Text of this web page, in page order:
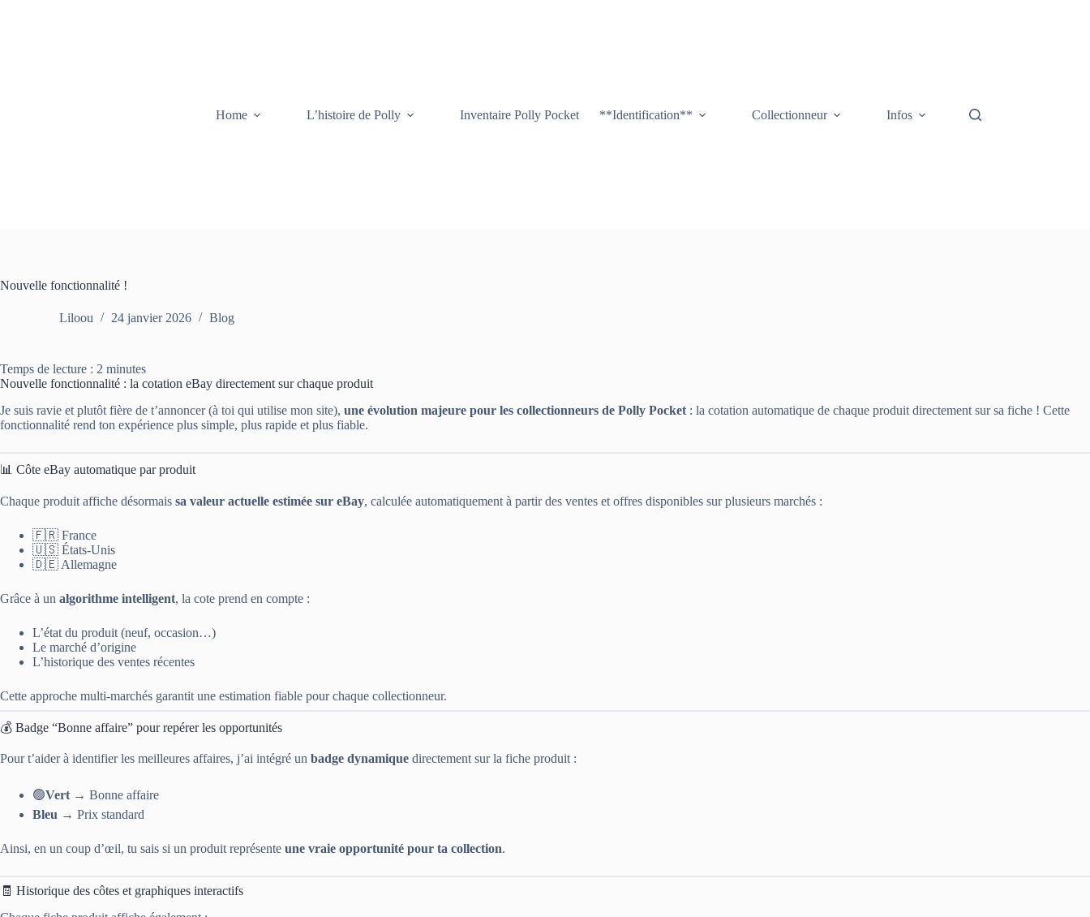
Home L’histoire de Polly Inventaire Polly Pocket **Identification** Collectionneur Infos Galerie photos
Nouvelle fonctionnalité !
Liloou 24 janvier 2026 Blog
Temps de lecture : 2 minutes
Nouvelle fonctionnalité : la cotation eBay directement sur chaque produit
Je suis ravie et plutôt fière de t’annoncer (à toi qui utilise mon site), une évolution majeure pour les collectionneurs de Polly Pocket : la cotation automatique de chaque produit directement sur sa fiche ! Cette
fonctionnalité rend ton expérience plus simple, plus rapide et plus fiable.
📊 Côte eBay automatique par produit
Chaque produit affiche désormais sa valeur actuelle estimée sur eBay, calculée automatiquement à partir des ventes et offres disponibles sur plusieurs marchés :
🇫🇷 France
🇺🇸 États-Unis
🇩🇪 Allemagne
Grâce à un algorithme intelligent, la cote prend en compte :
L’état du produit (neuf, occasion…)
Le marché d’origine
L’historique des ventes récentes
Cette approche multi-marchés garantit une estimation fiable pour chaque collectionneur.
💰 Badge “Bonne affaire” pour repérer les opportunités
Pour t’aider à identifier les meilleures affaires, j’ai intégré un badge dynamique directement sur la fiche produit :
🟢Vert → Bonne affaire
Bleu → Prix standard
Ainsi, en un coup d’œil, tu sais si un produit représente une vraie opportunité pour ta collection.
🧾 Historique des côtes et graphiques interactifs